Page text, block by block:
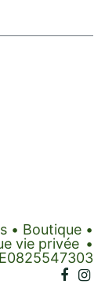
• Boutique •
vie privée •